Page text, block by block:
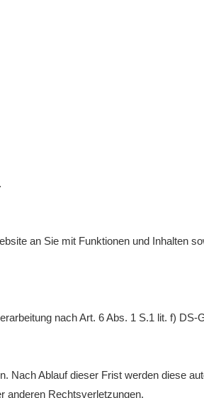
an Sie mit Funktionen und Inhalten
nach Art. 6 Abs. 1 S.1 lit. f) DS-
Nach Ablauf dieser Frist werden diese
anderen Rechtsverletzungen.